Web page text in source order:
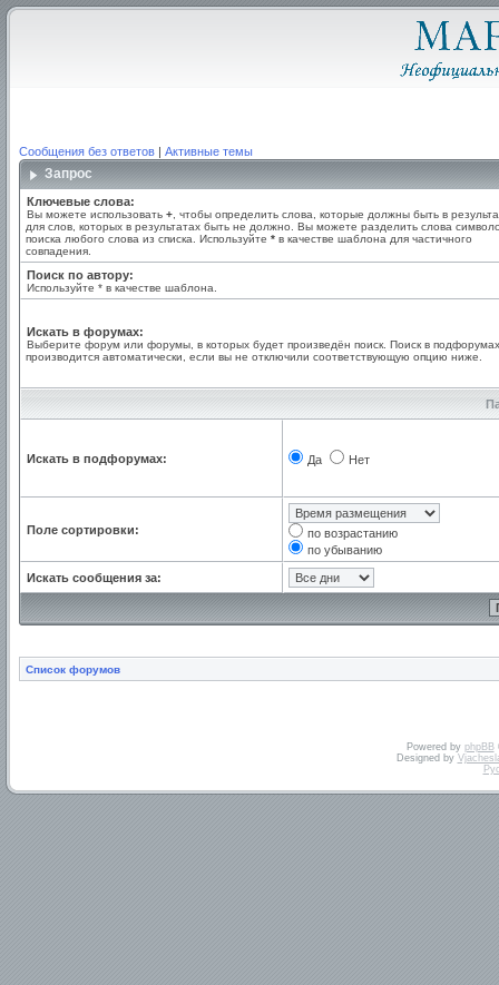
Сообщения без ответов | Активные темы
Запрос
Ключевые слова:
Вы можете использовать + , чтобы определить слова, которые должны быть в
для слов, которых в результатах быть не должно. Вы можете разделить слова
поиска любого слова из списка. Используйте * в качестве шаблона для частичного
совпадения.
Поиск по автору:
Используйте * в качестве шаблона.
Искать в форумах:
Выберите форум или форумы, в которых будет произведён поиск. Поиск в подфорумах
производится автоматически, если вы не отключили соответствующую опцию ниже.
Искать в подфорумах: Да Нет
Поле сортировки:
по возрастанию
по убыванию
Искать сообщения за:
Список форумов
Powered by phpBB
Designed by